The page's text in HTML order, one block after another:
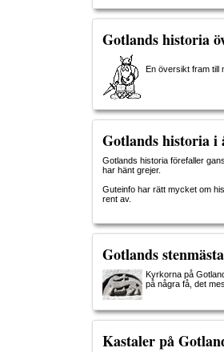
Gotlands historia
En översikt fram till
Gotlands historia i
Gotlands historia förefaller
har hänt grejer.
Guteinfo har rätt mycket om
rent av.
Gotlands
Kyrkorna på
på några få, det
Kastaler på